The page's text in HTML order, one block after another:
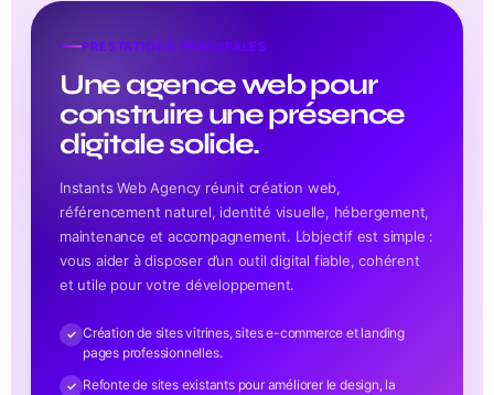
PRESTATIONS PRINCIPALES
Une agence web pour
construire une présence
digitale solide.
Instants Web Agency réunit création web,
référencement naturel, identité visuelle, hébergement,
maintenance et accompagnement. L’objectif est simple :
vous aider à disposer d’un outil digital fiable, cohérent
et utile pour votre développement.
Création de sites vitrines, sites e-commerce et landing
pages professionnelles.
Refonte de sites existants pour améliorer le design, la